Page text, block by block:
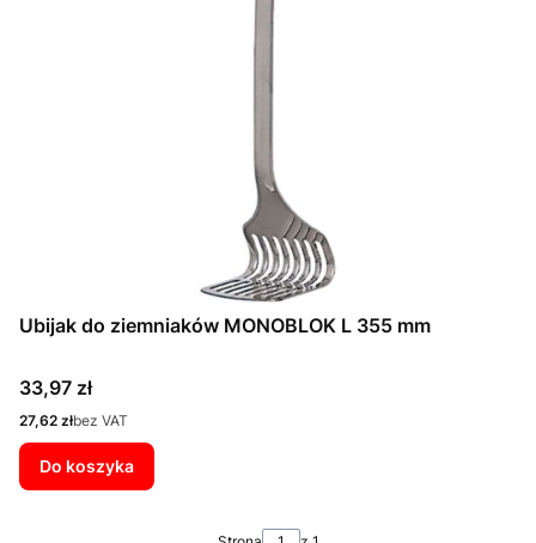
Ubijak do ziemniaków MONOBLOK L 355 mm
Cena
33,97 zł
Cena
27,62 złbez VAT
Do koszyka